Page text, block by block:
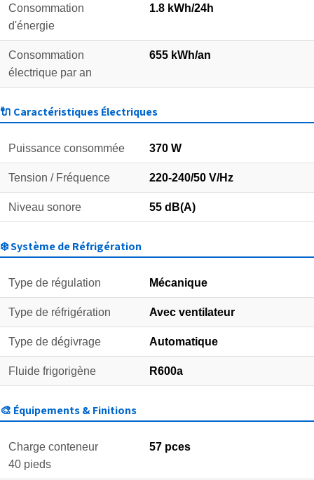
Consommation
d'énergie
1.8 kWh/24h
Consommation
électrique par an
655 kWh/an
🔌 Caractéristiques Électriques
Puissance consommée 370 W
Tension / Fréquence 220-240/50 V/Hz
Niveau sonore 55 dB(A)
❄️ Système de Réfrigération
Type de régulation Mécanique
Type de réfrigération Avec ventilateur
Type de dégivrage Automatique
Fluide frigorigène R600a
🎨 Équipements & Finitions
Charge conteneur
40 pieds
57 pces